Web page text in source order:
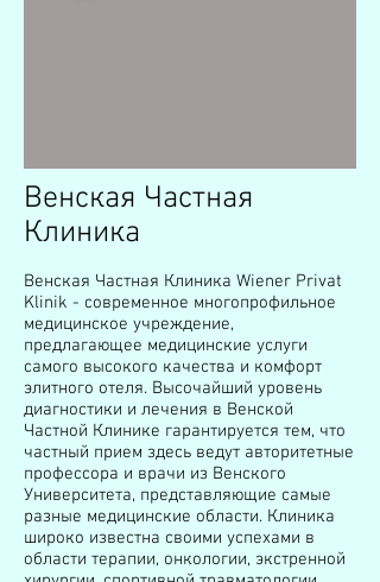
Венская Частная
Клиника
Венская Частная Клиника Wiener Privat
Klinik - современное многопрофильное
медицинское учреждение,
предлагающее медицинские услуги
самого высокого качества и комфорт
элитного отеля. Высочайший уровень
диагностики и лечения в Венской
Частной Клинике гарантируется тем, что
частный прием здесь ведут авторитетные
профессора и врачи из Венского
Университета, представляющие самые
разные медицинские области. Клиника
широко известна своими успехами в
области терапии, онкологии, экстренной